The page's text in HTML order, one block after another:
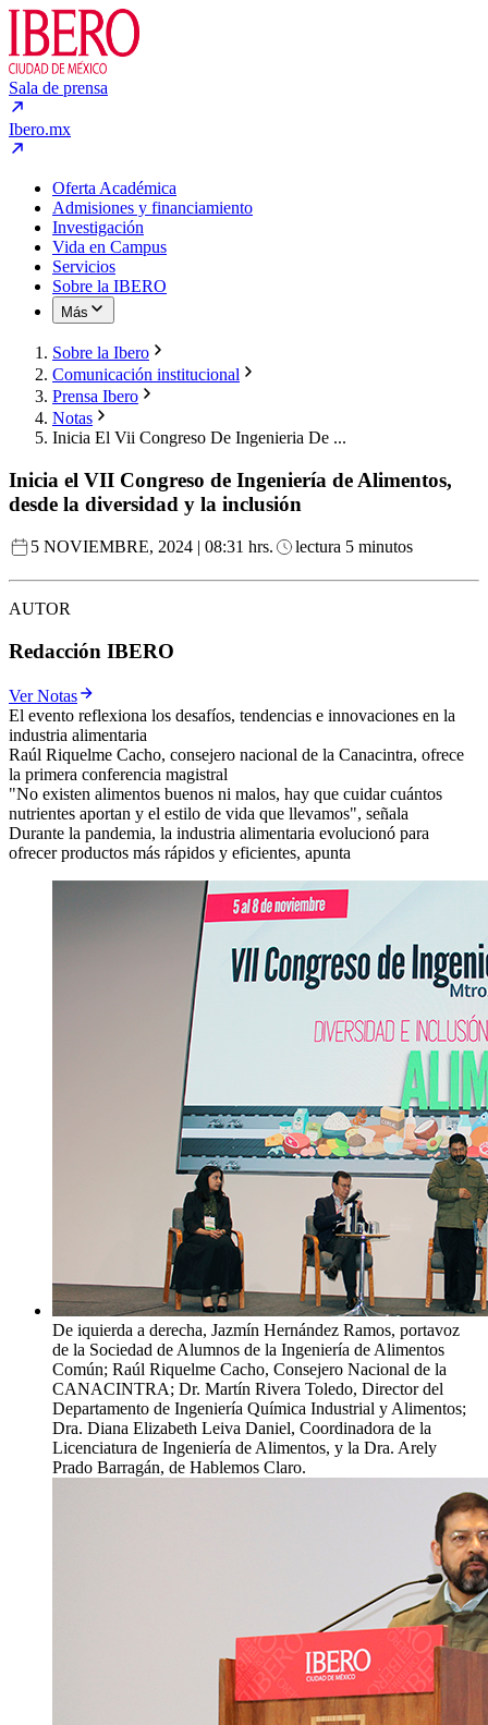
Sala de prensa
Ibero.mx
Oferta Académica
Admisiones y financiamiento
Investigación
Vida en Campus
Servicios
Sobre la IBERO
Más
Sobre la Ibero
Comunicación institucional
Prensa Ibero
Notas
Inicia El Vii Congreso De Ingenieria De ...
Inicia el VII Congreso de Ingeniería de Alimentos,
desde la diversidad y la inclusión
5 NOVIEMBRE, 2024 | 08:31 hrs. lectura 5 minutos
AUTOR
Redacción IBERO
Ver Notas
El evento reflexiona los desafíos, tendencias e innovaciones en la
industria alimentaria
Raúl Riquelme Cacho, consejero nacional de la Canacintra, ofrece
la primera conferencia magistral
"No existen alimentos buenos ni malos, hay que cuidar cuántos
nutrientes aportan y el estilo de vida que llevamos", señala
Durante la pandemia, la industria alimentaria evolucionó para
ofrecer productos más rápidos y eficientes, apunta
De iquierda a derecha, Jazmín Hernández Ramos, portavoz
de la Sociedad de Alumnos de la Ingeniería de Alimentos
Común; Raúl Riquelme Cacho, Consejero Nacional de la
CANACINTRA; Dr. Martín Rivera Toledo, Director del
Departamento de Ingeniería Química Industrial y Alimentos;
Dra. Diana Elizabeth Leiva Daniel, Coordinadora de la
Licenciatura de Ingeniería de Alimentos, y la Dra. Arely
Prado Barragán, de Hablemos Claro.